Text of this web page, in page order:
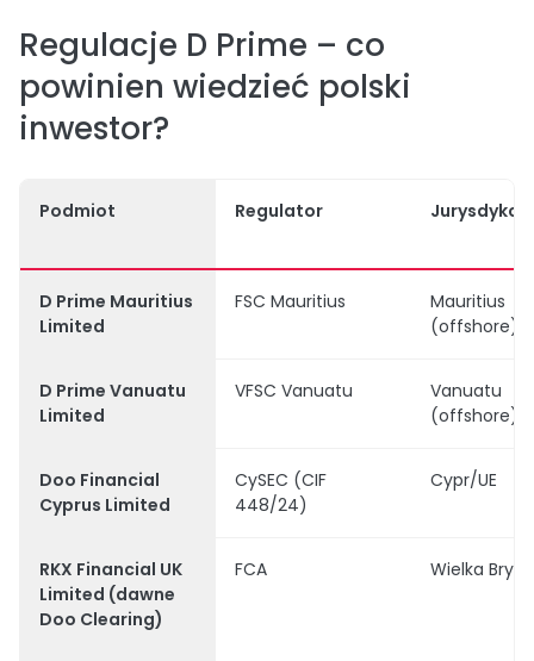
Regulacje D Prime – co
powinien wiedzieć polski
inwestor?
Podmiot Regulator Jurysdykcja
D Prime Mauritius
Limited
FSC Mauritius
Mauritius
(offshore)
D Prime Vanuatu
Limited
VFSC Vanuatu
Vanuatu
(offshore)
Doo Financial
Cyprus Limited
CySEC (CIF
448/24)
Cypr/UE
RKX Financial UK
Limited (dawne
Doo Clearing)
FCA Wielka